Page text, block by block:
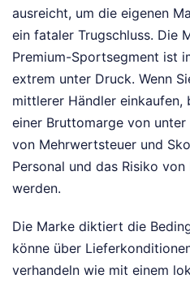
ausreicht, um die eigenen
ein fataler Trugschluss. Die
Premium-Sportsegment ist
extrem unter Druck. Wenn
mittlerer Händler einkaufen,
einer Bruttomarge von
von Mehrwertsteuer und
Personal und das Risiko
werden.
Die Marke diktiert die
könne über
verhandeln wie mit einem